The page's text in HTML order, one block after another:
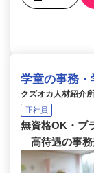
学童の事務・
クズオカ人材紹介所
正社員
無資格OK・ブ
高待遇の事務